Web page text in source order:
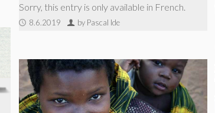
Sorry, this entry is only available in French.
8.6.2019 by Pascal Ide